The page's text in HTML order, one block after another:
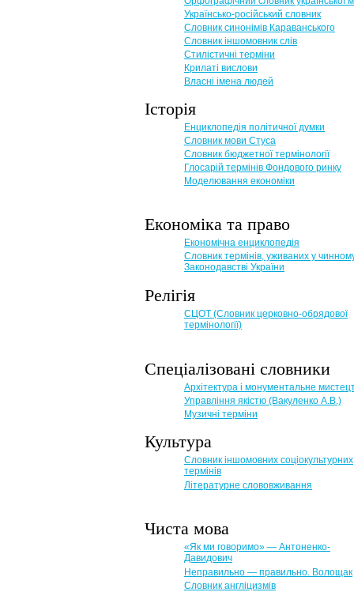
Українсько-російський словник
Словник синонімів Караванського
Словник іншомовник слів
Стилістичні терміни
Крилаті вислови
Власні імена людей
Історія
Енциклопедія політичної думки
Словник мови Стуса
Словник бюджетної термінології
Глосарій термінів Фондового ринку
Моделювання економіки
Економіка та право
Eкономічна енциклопедія
Словник термінів, уживаних у
Законодавстві України
Релігія
СЦОТ (Словник церковно-обрядової
термінології)
Спеціалізовані словники
Архітектура і монументальне
Управління якістю (Вакуленко А.В.)
Музичні терміни
Культура
Словник іншомовних соціокультурних
термінів
Літературне слововживання
Чиста мова
«Як ми говоримо» — Антоненко-
Давидович
Неправильно — правильно. Волощак
Словник англіцизмів